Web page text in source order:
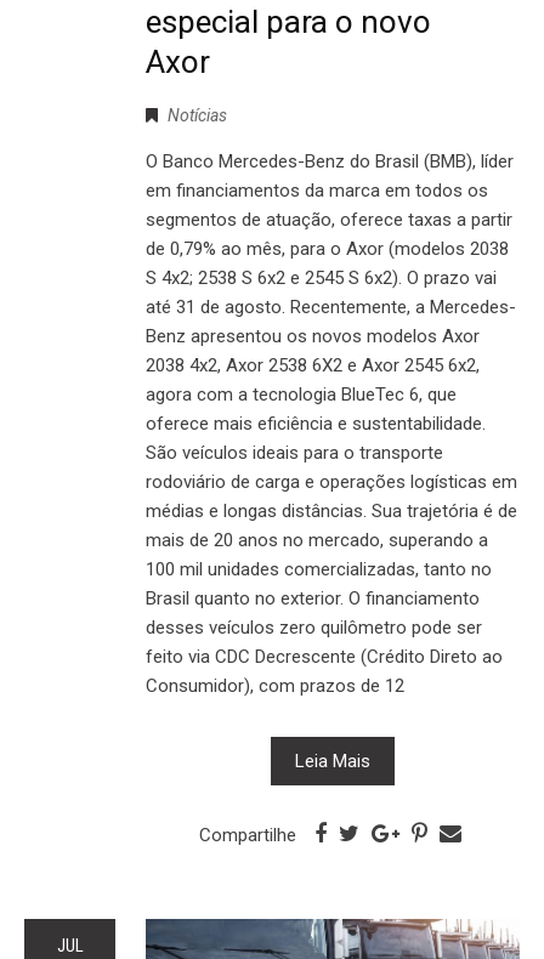
especial para o novo
Axor
Notícias
O Banco Mercedes-Benz do Brasil (BMB), líder
em financiamentos da marca em todos os
segmentos de atuação, oferece taxas a partir
de 0,79% ao mês, para o Axor (modelos 2038
S 4x2; 2538 S 6x2 e 2545 S 6x2). O prazo vai
até 31 de agosto. Recentemente, a Mercedes-
Benz apresentou os novos modelos Axor
2038 4x2, Axor 2538 6X2 e Axor 2545 6x2,
agora com a tecnologia BlueTec 6, que
oferece mais eficiência e sustentabilidade.
São veículos ideais para o transporte
rodoviário de carga e operações logísticas em
médias e longas distâncias. Sua trajetória é de
mais de 20 anos no mercado, superando a
100 mil unidades comercializadas, tanto no
Brasil quanto no exterior. O financiamento
desses veículos zero quilômetro pode ser
feito via CDC Decrescente (Crédito Direto ao
Consumidor), com prazos de 12
Leia Mais
Compartilhe
JUL